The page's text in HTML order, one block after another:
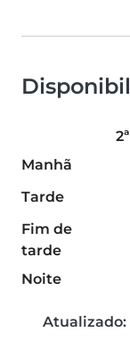
2ª
Manhã
Tarde
Fim de
tarde
Noite
Atualizado: